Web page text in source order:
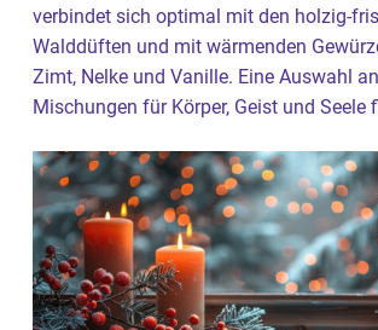
verbindet sich optimal mit den holzig-
Walddüften und mit wärmenden
Zimt, Nelke und Vanille. Eine Auswahl
Mischungen für Körper, Geist und Seele